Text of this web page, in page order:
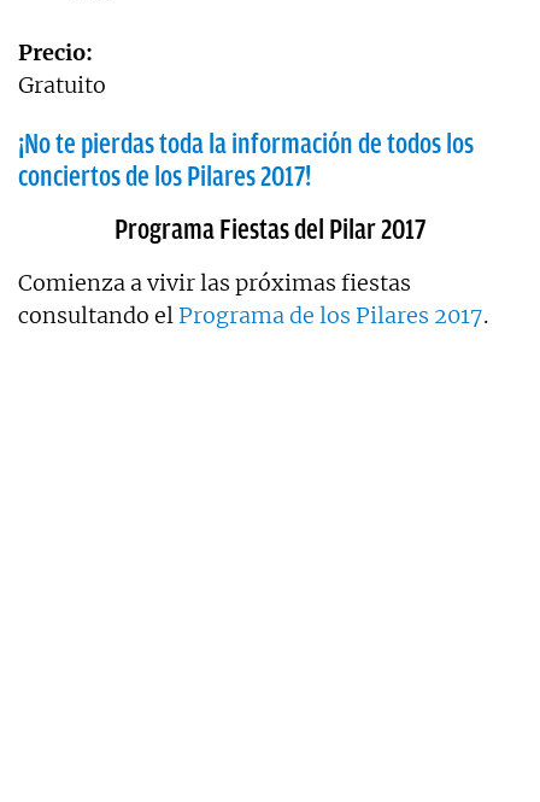
Precio:
Gratuito
¡No te pierdas toda la información de todos los
conciertos de los Pilares 2017!
Programa Fiestas del Pilar 2017
Comienza a vivir las próximas fiestas
consultando el Programa de los Pilares 2017.